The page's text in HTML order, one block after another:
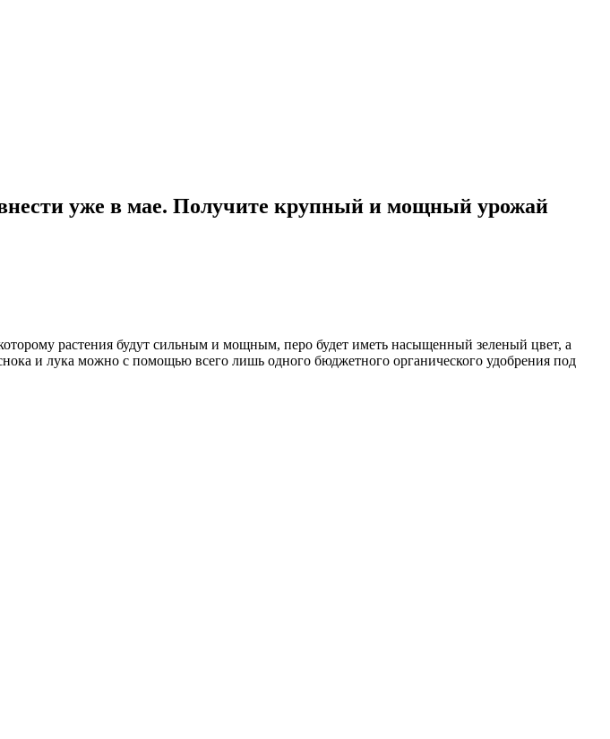
уже в мае. Получите крупный и мощный урожай
растения будут сильным и мощным, перо будет иметь насыщенный зеленый цвет, а
и лука можно с помощью всего лишь одного бюджетного органического удобрения под